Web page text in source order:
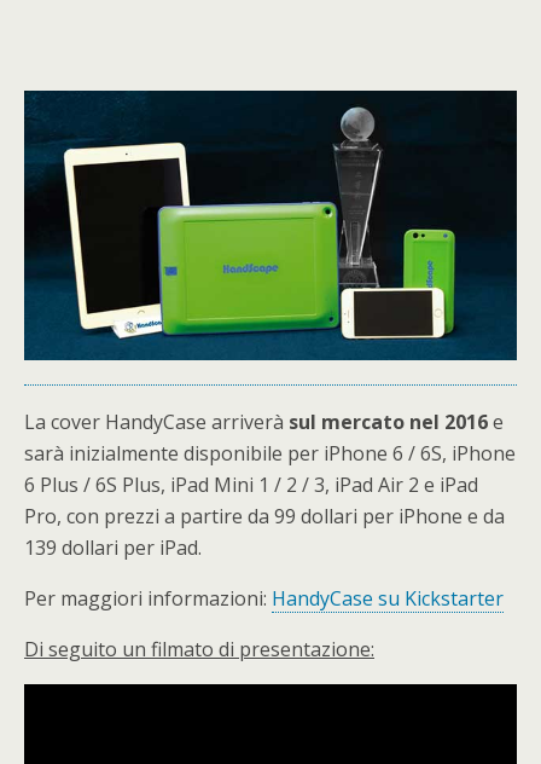
La cover HandyCase arriverà sul mercato nel 2016e
sarà inizialmente disponibile per iPhone 6 / 6S, iPhone
6 Plus / 6S Plus, iPad Mini 1 / 2 / 3, iPad Air 2 e iPad
Pro, con prezzi a partire da 99 dollari per iPhone e da
139 dollari per iPad.
Per maggiori informazioni: HandyCase su Kickstarter
Di seguito un filmato di presentazione: